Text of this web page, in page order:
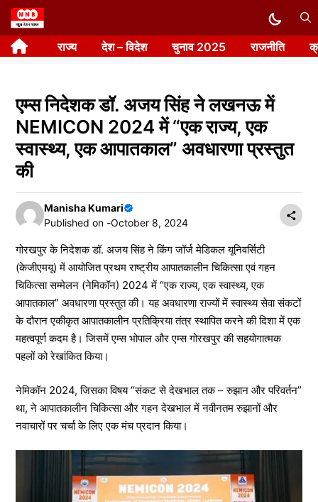
Skip
to
content राज्य देश – विदेश चुनाव 2025 राजनीति
एम्स निदेशक डॉ. अजय सिंह ने लखनऊ में
NEMICON 2024 में “एक राज्य, एक
स्वास्थ्य, एक आपातकाल” अवधारणा प्रस्तुत
की
Manisha Kumari
Published on -October 8, 2024
गोरखपुर के निदेशक डॉ. अजय सिंह ने किंग जॉर्ज मेडिकल यूनिवर्सिटी
(केजीएमयू) में आयोजित प्रथम राष्ट्रीय आपातकालीन चिकित्सा एवं गहन
चिकित्सा सम्मेलन (नेमिकॉन) 2024 में “एक राज्य, एक स्वास्थ्य, एक
आपातकाल” अवधारणा प्रस्तुत की। यह अवधारणा राज्यों में स्वास्थ्य सेवा संकटों
के दौरान एकीकृत आपातकालीन प्रतिक्रिया तंत्र स्थापित करने की दिशा में एक
महत्वपूर्ण कदम है। जिसमें एम्स भोपाल और एम्स गोरखपुर की सहयोगात्मक
पहलों को रेखांकित किया।
नेमिकॉन 2024, जिसका विषय “संकट से देखभाल तक – रुझान और परिवर्तन”
था, ने आपातकालीन चिकित्सा और गहन देखभाल में नवीनतम रुझानों और
नवाचारों पर चर्चा के लिए एक मंच प्रदान किया।